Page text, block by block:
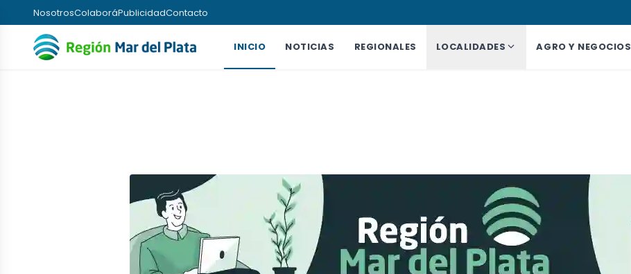
NosotrosColaboráPublicidadContacto
INICIO NOTICIAS REGIONALES LOCALIDADES AGRO Y NEGOCIOS